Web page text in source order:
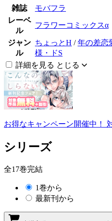
雑誌
モバフラ
レーベ
ル
フラワーコミックスα
ジャン
ル
ちょっとH /年の差恋
様・ドS
詳細を見る とじる
お得なキャンペーン開催中！
シリーズ
全17巻完結
1巻から
最新刊から